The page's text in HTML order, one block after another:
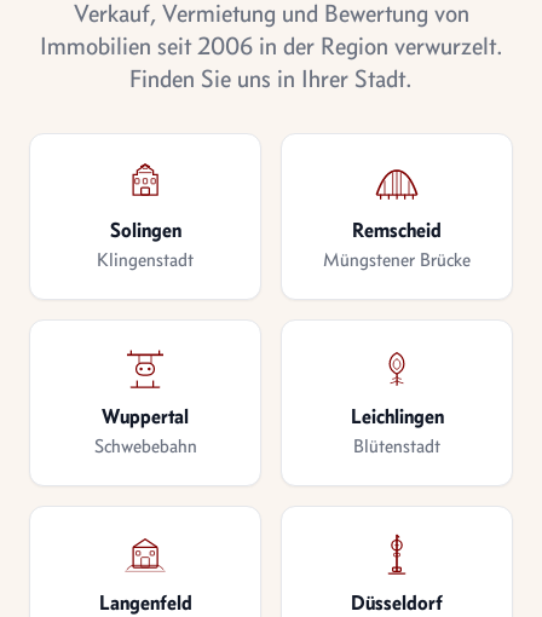
Verkauf, Vermietung und Bewertung von
Immobilien seit 2006 in der Region verwurzelt.
Finden Sie uns in Ihrer Stadt.
Solingen
Klingenstadt
Remscheid
Müngstener Brücke
Wuppertal
Schwebebahn
Leichlingen
Blütenstadt
Langenfeld Düsseldorf